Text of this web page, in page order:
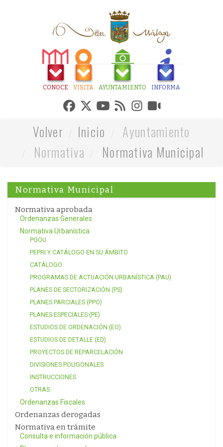
CONOCE VISITA AYUNTAMIENTO INFORMA
Volver Inicio
Ayuntamiento
Normativa
Normativa Municipal
Normativa Municipal
Normativa aprobada
Ordenanzas Generales
Normativa Urbanística
PGOU
PEPRI Y CATÁLOGO EN SU ÁMBITO
CATÁLOGO
PROGRAMAS DE ACTUACIÓN URBANÍSTICA (PAU)
PLANES DE SECTORIZACIÓN (PS)
PLANES PARCIALES (PPO)
PLANES ESPECIALES (PE)
ESTUDIOS DE ORDENACIÓN (EO)
ESTUDIOS DE DETALLE (ED)
PROYECTOS DE REPARCELACIÓN
DIVISIONES POLIGONALES
INSTRUCCIONES
OTRAS
Ordenanzas Fiscales
Ordenanzas derogadas
Normativa en trámite
Consulta e información pública